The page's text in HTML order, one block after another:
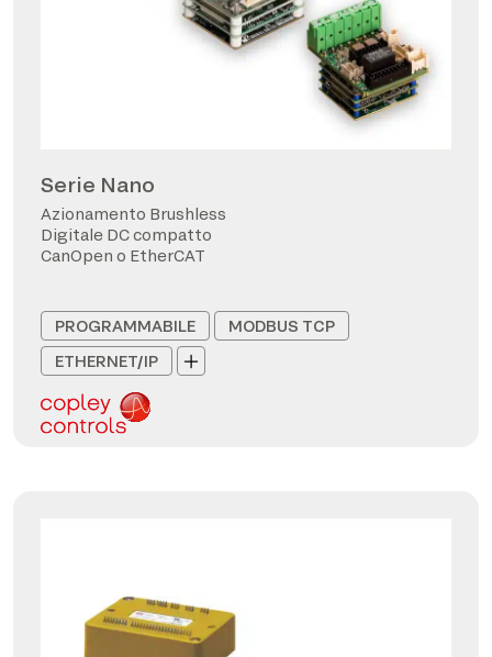
Serie Nano
Azionamento Brushless
Digitale DC compatto
CanOpen o EtherCAT
PROGRAMMABILE
MODBUS TCP
ETHERNET/IP